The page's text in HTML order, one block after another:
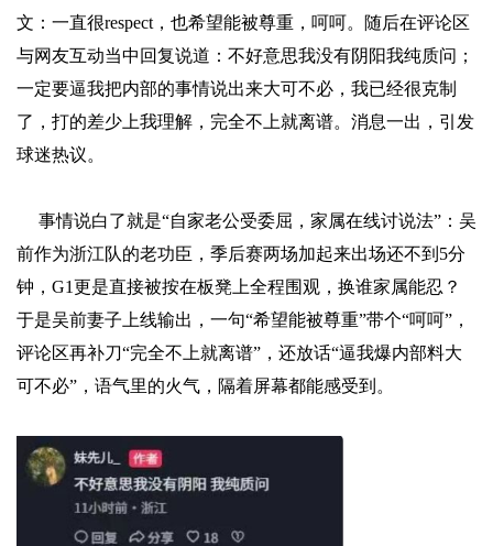
文：一直很respect，也希望能被尊重，呵呵。随后在评论区
与网友互动当中回复说道：不好意思我没有阴阳我纯质问；
一定要逼我把内部的事情说出来大可不必，我已经很克制
了，打的差少上我理解，完全不上就离谱。消息一出，引发
球迷热议。
事情说白了就是“自家老公受委屈，家属在线讨说法”：吴
前作为浙江队的老功臣，季后赛两场加起来出场还不到5分
钟，G1更是直接被按在板凳上全程围观，换谁家属能忍？
于是吴前妻子上线输出，一句“希望能被尊重”带个“呵呵”，
评论区再补刀“完全不上就离谱”，还放话“逼我爆内部料大
可不必”，语气里的火气，隔着屏幕都能感受到。